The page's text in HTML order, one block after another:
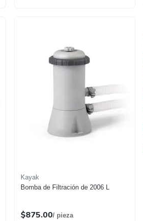
Kayak
Bomba de Filtración de 2006 L
$875.00/ pieza